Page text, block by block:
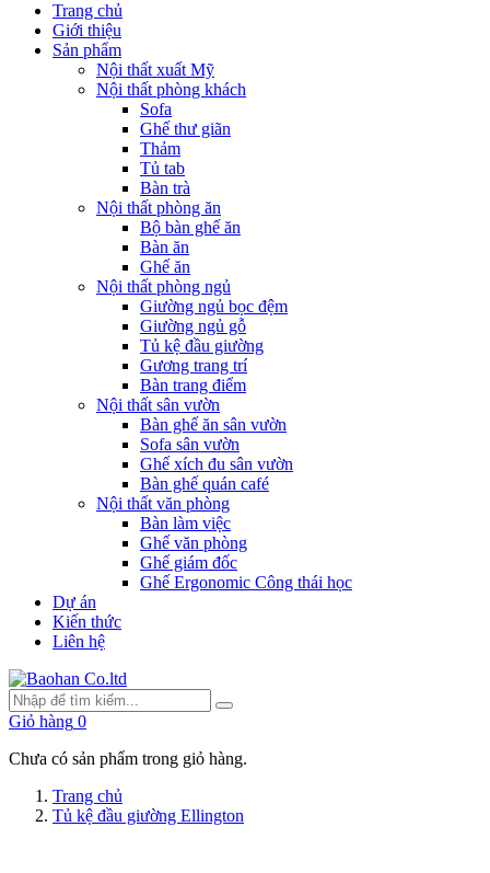
Trang chủ
Giới thiệu
Sản phẩm
Nội thất xuất Mỹ
Nội thất phòng khách
Sofa
Ghế thư giãn
Thảm
Tủ tab
Bàn trà
Nội thất phòng ăn
Bộ bàn ghế ăn
Bàn ăn
Ghế ăn
Nội thất phòng ngủ
Giường ngủ bọc đệm
Giường ngủ gỗ
Tủ kệ đầu giường
Gương trang trí
Bàn trang điểm
Nội thất sân vườn
Bàn ghế ăn sân vườn
Sofa sân vườn
Ghế xích đu sân vườn
Bàn ghế quán café
Nội thất văn phòng
Bàn làm việc
Ghế văn phòng
Ghế giám đốc
Ghế Ergonomic Công thái học
Dự án
Kiến thức
Liên hệ
Giỏ hàng 0
Chưa có sản phẩm trong giỏ hàng.
Trang chủ
Tủ kệ đầu giường Ellington